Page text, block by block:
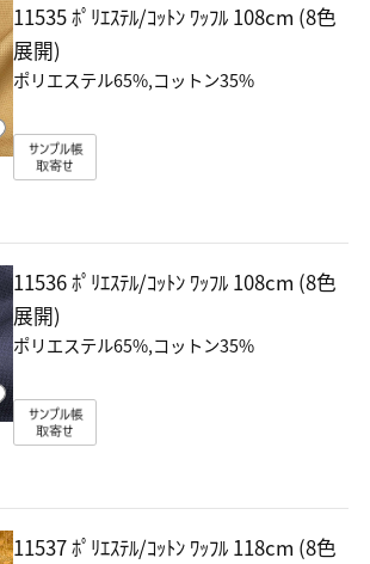
11535 ﾎﾟﾘｴｽﾃﾙ/ｺｯﾄﾝ ﾜｯﾌﾙ 108cm (8色
展開)
ポリエステル65%,コットン35%
11536 ﾎﾟﾘｴｽﾃﾙ/ｺｯﾄﾝ ﾜｯﾌﾙ 108cm (8色
展開)
ポリエステル65%,コットン35%
11537 ﾎﾟﾘｴｽﾃﾙ/ｺｯﾄﾝ ﾜｯﾌﾙ 118cm (8色